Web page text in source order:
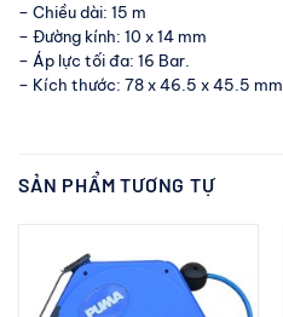
– Chiều dài: 15 m
– Đường kính: 10 x 14 mm
– Áp lực tối đa: 16 Bar.
– Kích thước: 78 x 46.5 x 45.5 mm
SẢN PHẨM TƯƠNG TỰ